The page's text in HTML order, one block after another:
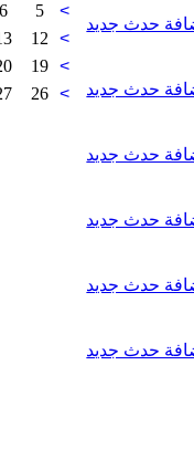
حدث جديد
حدث جديد
حدث جديد
حدث جديد
حدث جديد
حدث جديد
>
5
6
>
12
>
19
>
26